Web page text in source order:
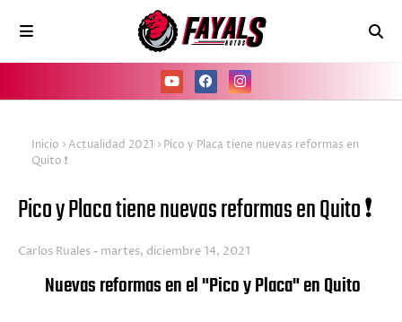
Inicio Actualidad 2021
Pico y Placa tiene nuevas reformas en
Quito ❗️
Pico y Placa tiene nuevas reformas en Quito ❗️
Carlos Ruales martes, diciembre 14, 2021
Nuevas reformas en el "Pico y Placa" en Quito